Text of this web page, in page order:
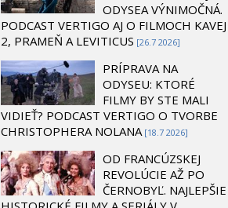
ODYSEA VÝNIMOČNÁ.
PODCAST VERTIGO AJ O FILMOCH KAVEJ
2, PRAMEŇ A LEVITICUS [26.7 2026]
PRÍPRAVA NA
ODYSEU: KTORÉ
FILMY BY STE MALI
VIDIEŤ? PODCAST VERTIGO O TVORBE
CHRISTOPHERA NOLANA [18.7 2026]
OD FRANCÚZSKEJ
REVOLÚCIE AŽ PO
ČERNOBYĽ. NAJLEPŠIE